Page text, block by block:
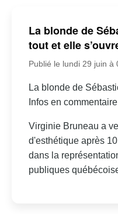
La blonde de
tout et elle
Publié le lundi 29 juin à
La blonde de
Infos en
Virginie Bruneau a
d'esthétique après
dans la
publiques